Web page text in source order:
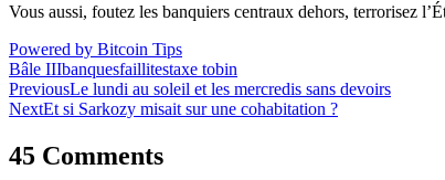
Vous aussi, foutez les banquiers centraux dehors, terrorisez
Powered by Bitcoin Tips
Bâle IIIbanquesfaillitestaxe tobin
Navigation
de
l’article
PreviousLe lundi au soleil et les mercredis sans devoirs
NextEt si Sarkozy misait sur une cohabitation ?
45 Comments